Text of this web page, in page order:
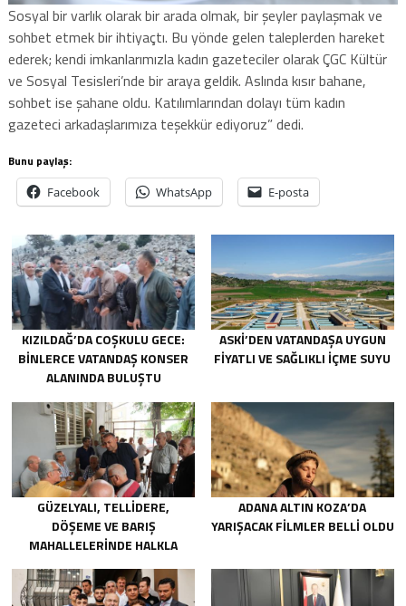
Sosyal bir varlık olarak bir arada olmak, bir şeyler paylaşmak ve
sohbet etmek bir ihtiyaçtı. Bu yönde gelen taleplerden hareket
ederek; kendi imkanlarımızla kadın gazeteciler olarak ÇGC Kültür
ve Sosyal Tesisleri’nde bir araya geldik. Aslında kısır bahane,
sohbet ise şahane oldu. Katılımlarından dolayı tüm kadın
gazeteci arkadaşlarımıza teşekkür ediyoruz” dedi.
Bunu paylaş:
Facebook WhatsApp E-posta
KIZILDAĞ’DA COŞKULU GECE:
BINLERCE VATANDAŞ KONSER
ALANINDA BULUŞTU
ASKİ’DEN VATANDAŞA UYGUN
FIYATLI VE SAĞLIKLI IÇME SUYU
GÜZELYALI, TELLIDERE,
DÖŞEME VE BARIŞ
MAHALLELERINDE HALKLA
ADANA ALTIN KOZA’DA
YARIŞACAK FILMLER BELLI OLDU